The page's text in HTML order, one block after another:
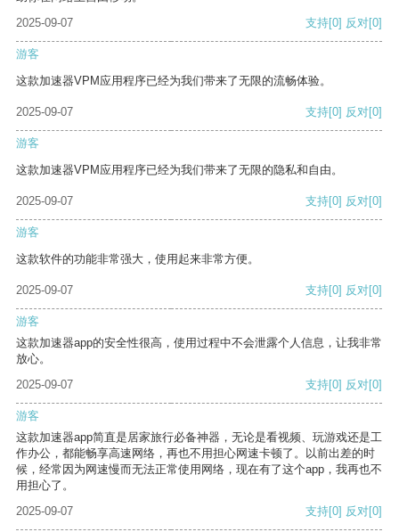
2025-09-07
支持[0] 反对[0]
游客
这款加速器VPM应用程序已经为我们带来了无限的流畅体验。
2025-09-07 支持[0] 反对[0]
游客
这款加速器VPM应用程序已经为我们带来了无限的隐私和自由。
2025-09-07 支持[0] 反对[0]
游客
这款软件的功能非常强大，使用起来非常方便。
2025-09-07 支持[0] 反对[0]
游客
这款加速器app的安全性很高，使用过程中不会泄露个人信息，让我非常
放心。
2025-09-07
支持[0] 反对[0]
游客
这款加速器app简直是居家旅行必备神器，无论是看视频、玩游戏还是工
作办公，都能畅享高速网络，再也不用担心网速卡顿了。以前出差的时
候，经常因为网速慢而无法正常使用网络，现在有了这个app，我再也不
用担心了。
2025-09-07
支持[0] 反对[0]